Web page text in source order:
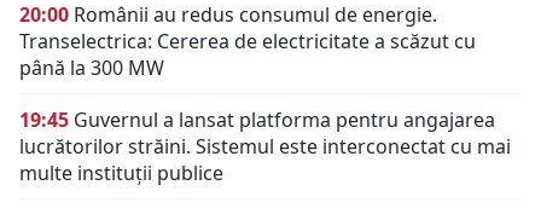
20:00 Românii au redus consumul de energie.
Transelectrica: Cererea de electricitate a scăzut cu
până la 300 MW
19:45 Guvernul a lansat platforma pentru angajarea
lucrătorilor străini. Sistemul este interconectat cu mai
multe instituții publice